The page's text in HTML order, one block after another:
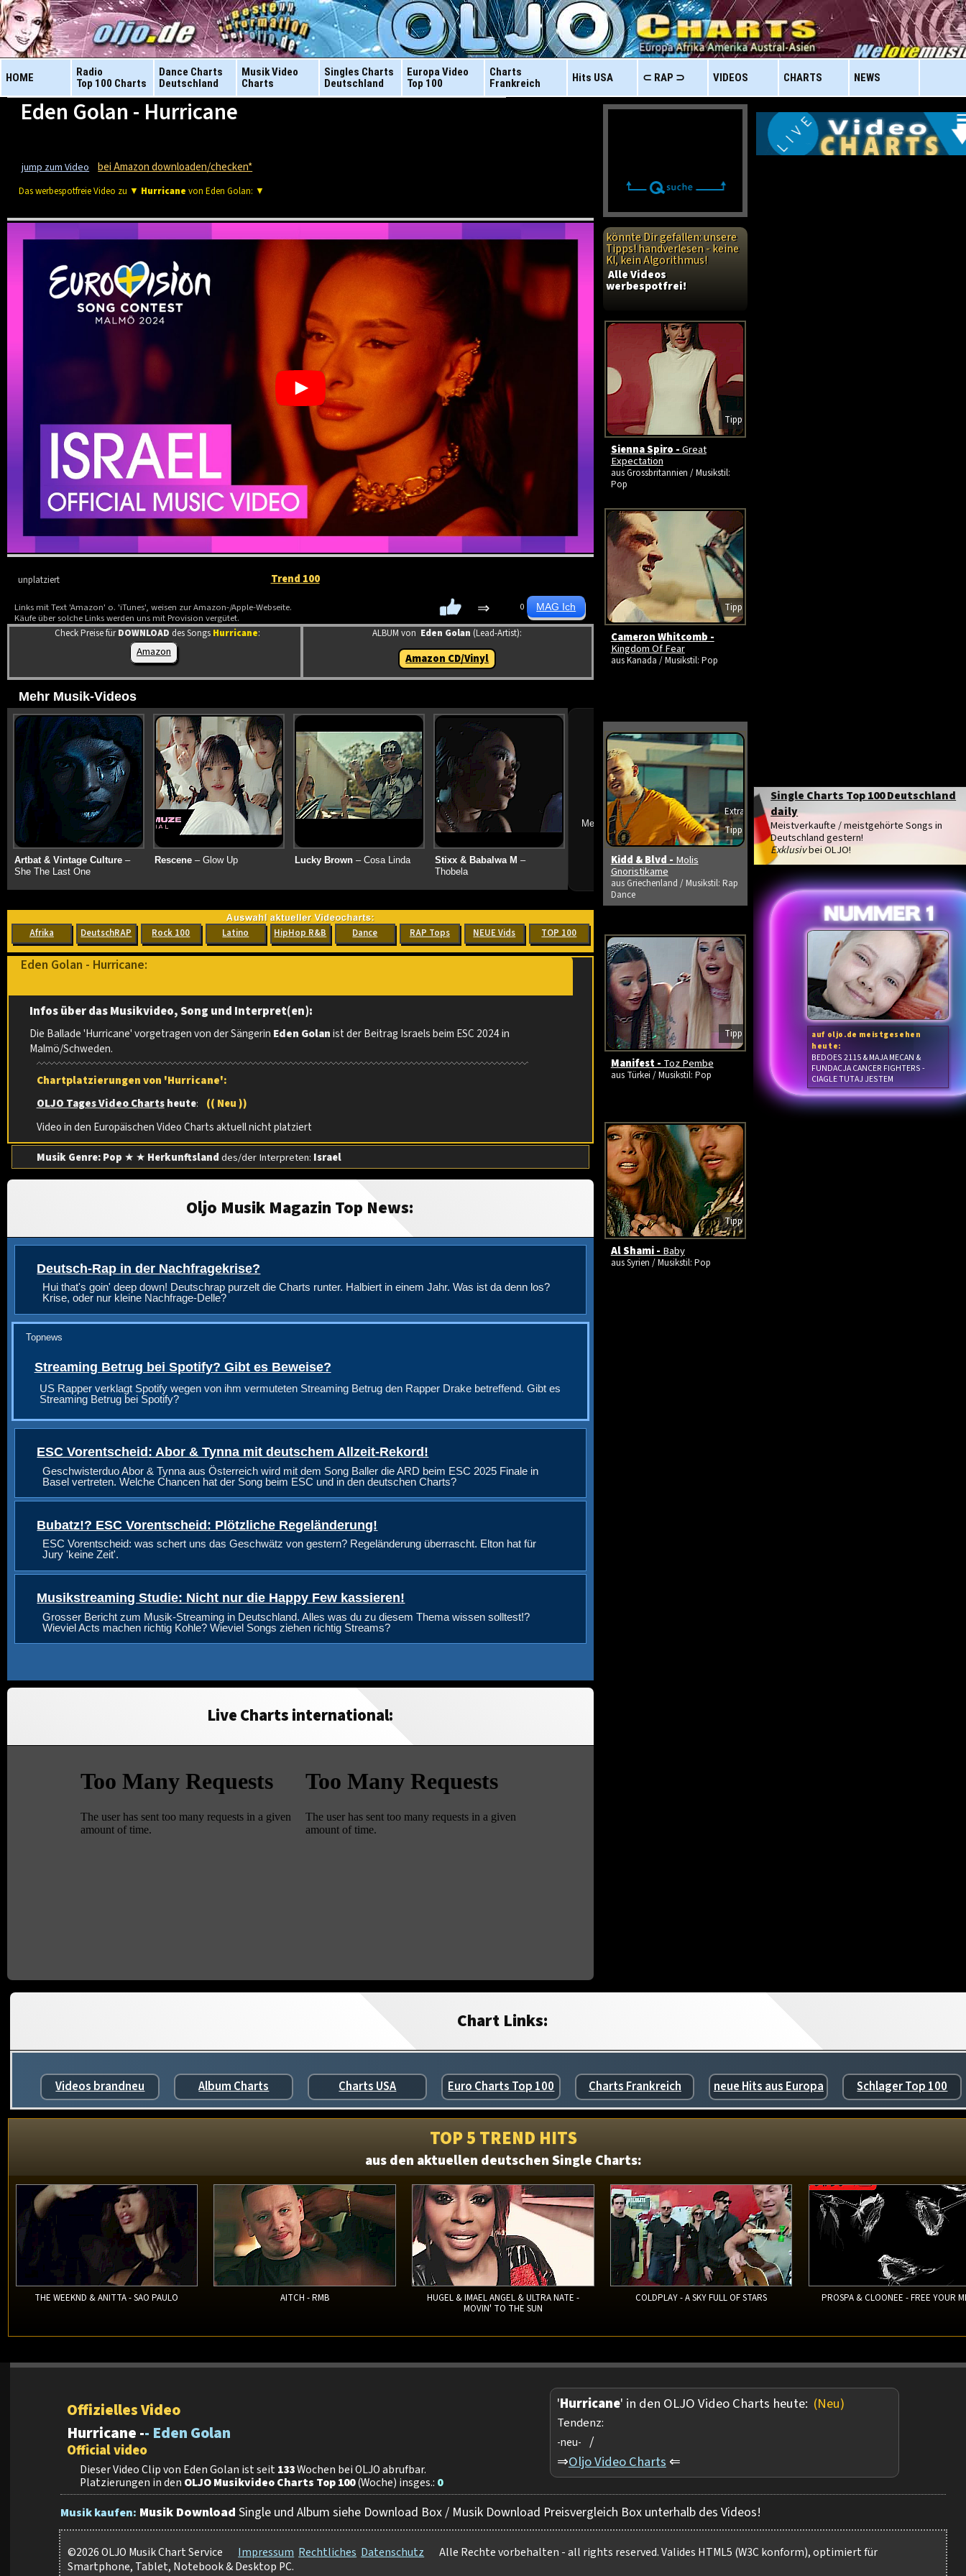
HOME
Radio
Top 100 Charts
Dance Charts
Deutschland
Musik Video
Charts
Singles Charts
Deutschland
Europa Video
Top 100
Charts
Frankreich
Hits USA ⊂ RAP ⊃ VIDEOS CHARTS NEWS
Eden Golan - Hurricane
jump zum Video bei Amazon downloaden/checken*
Das werbespotfreie Video zu ▼ Hurricane von Eden Golan: ▼
unplatziert Trend 100
Links mit Text 'Amazon' o. 'iTunes', weisen zur Amazon-/Apple-Webseite.
Käufe über solche Links werden uns mit Provision vergütet.
⇒ 0
Check Preise fürDOWNLOAD des Songs Hurricane:
Amazon
ALBUM von Eden Golan (Lead-Artist):
Amazon CD/Vinyl
Mehr Musik-Videos
Artbat & Vintage Culture–
She The Last One
Rescene– Glow Up Lucky Brown– Cosa Linda Stixx & Babalwa M –
Thobela
➔
Mehr neue Vids ansehen
Afrika DeutschRAP Rock 100 Latino HipHop R&B Dance RAP Tops NEUE Vids TOP 100
Eden Golan - Hurricane:
Infos über das Musikvideo, Song und Interpret(en):
Die Ballade 'Hurricane' vorgetragen von der Sängerin Eden Golanist der Beitrag Israels beim ESC 2024 in
Malmö/Schweden.
Chartplatzierungen von 'Hurricane':
OLJO Tages Video Charts heute:
(( Neu ))
Video in den Europäischen Video Charts aktuell nicht platziert
Musik Genre: Pop ★ ★ Herkunftslanddes/der Interpreten: Israel
Oljo Musik Magazin Top News:
Deutsch-Rap in der Nachfragekrise?
Hui that's goin' deep down! Deutschrap purzelt die Charts runter. Halbiert in einem Jahr. Was ist da denn los?
Krise, oder nur kleine Nachfrage-Delle?
Topnews
Streaming Betrug bei Spotify? Gibt es Beweise?
US Rapper verklagt Spotify wegen von ihm vermuteten Streaming Betrug den Rapper Drake betreffend. Gibt es
Streaming Betrug bei Spotify?
ESC Vorentscheid: Abor & Tynna mit deutschem Allzeit-Rekord!
Geschwisterduo Abor & Tynna aus Österreich wird mit dem Song Baller die ARD beim ESC 2025 Finale in
Basel vertreten. Welche Chancen hat der Song beim ESC und in den deutschen Charts?
Bubatz!? ESC Vorentscheid: Plötzliche Regeländerung!
ESC Vorentscheid: was schert uns das Geschwätz von gestern? Regeländerung überrascht. Elton hat für
Jury 'keine Zeit'.
Musikstreaming Studie: Nicht nur die Happy Few kassieren!
Grosser Bericht zum Musik-Streaming in Deutschland. Alles was du zu diesem Thema wissen solltest!?
Wieviel Acts machen richtig Kohle? Wieviel Songs ziehen richtig Streams?
Live Charts international:
Single Charts Top 100 Deutschland
daily
Meistverkaufte / meistgehörte Songs in
Deutschland gestern!
Exklusivbei OLJO!
auf oljo.de meistgesehen
heute:
BEDOES 2115 & MAJA MECAN &
FUNDACJA CANCER FIGHTERS -
CIAGLE TUTAJ JESTEM
könnte Dir gefallen: unsere
Tipps! handverlesen - keine
KI, kein Algorithmus!
Alle Videos
werbespotfrei!
Tipp
Sienna Spiro -Great
Expectation
aus Grossbritannien / Musikstil:
Pop
Tipp
Cameron Whitcomb -
Kingdom Of Fear
aus Kanada / Musikstil: Pop
Extra
Tipp
Kidd & Blvd - Molis
Gnoristikame
aus Griechenland / Musikstil: Rap
Dance
Tipp
Manifest - Toz Pembe
aus Türkei / Musikstil: Pop
Tipp
Al Shami - Baby
aus Syrien / Musikstil: Pop
Chart Links:
Videos brandneu Album Charts Charts USA Euro Charts Top 100 Charts Frankreich neue Hits aus Europa Schlager Top 100
TOP 5 TREND HITS
aus den aktuellen deutschen Single Charts:
THE WEEKND & ANITTA - SAO PAULO AITCH - RMB
HUGEL & IMAEL ANGEL & ULTRA NATE -
MOVIN' TO THE SUN
COLDPLAY - A SKY FULL OF STARS PROSPA & CLOONEE - FREE YOUR
Offizielles Video
Hurricane -- Eden Golan
Official video
Dieser Video Clip von Eden Golan ist seit 133Wochen bei OLJO abrufbar.
Platzierungen in den OLJO Musikvideo Charts Top 100(Woche) insges.: 0
'Hurricane' in den OLJO Video Charts heute: (Neu)
Tendenz:
-neu- /
⇒Oljo Video Charts ⇐
Musik kaufen: Musik Download Single und Album siehe Download Box / Musik Download Preisvergleich Box unterhalb des Videos!
©2026 OLJO Musik Chart Service Impressum Rechtliches Datenschutz
Alle Rechte vorbehalten - all rights reserved. Valides HTML5 (W3C konform), optimiert für
Smartphone, Tablet, Notebook & Desktop PC.